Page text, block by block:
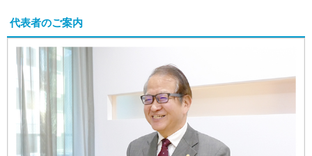
代表者のご案内